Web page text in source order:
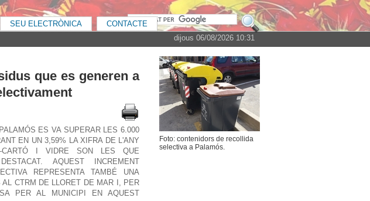
SEU ELECTRÒNICA
CONTACTE
dijous 06/08/2026 10:31
que es generen a
ES VA SUPERAR LES 6.000
EN UN 3,59% LA XIFRA DE L'ANY
I VIDRE SON LES QUE
AQUEST INCREMENT
REPRESENTA TAMBÉ UNA
AL CTRM DE LLORET DE MAR I, PER
PER AL MUNICIPI EN AQUEST
Foto: contenidors de recollida
selectiva a Palamós.